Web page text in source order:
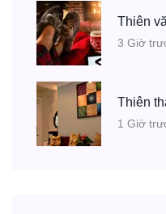
Thiên
3 Giờ
Thiên
1 Giờ